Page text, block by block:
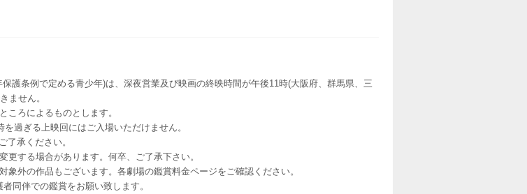
護条例で定める青少年)は、深夜営業及び映画の終映時間が午後11時(大阪府、群馬県、三
ません。
ころによるものとします。
過ぎる上映回にはご入場いただけません。
了承ください。
する場合があります。何卒、ご了承下さい。
外の作品もございます。各劇場の鑑賞料金ページをご確認ください。
同伴での鑑賞をお願い致します。